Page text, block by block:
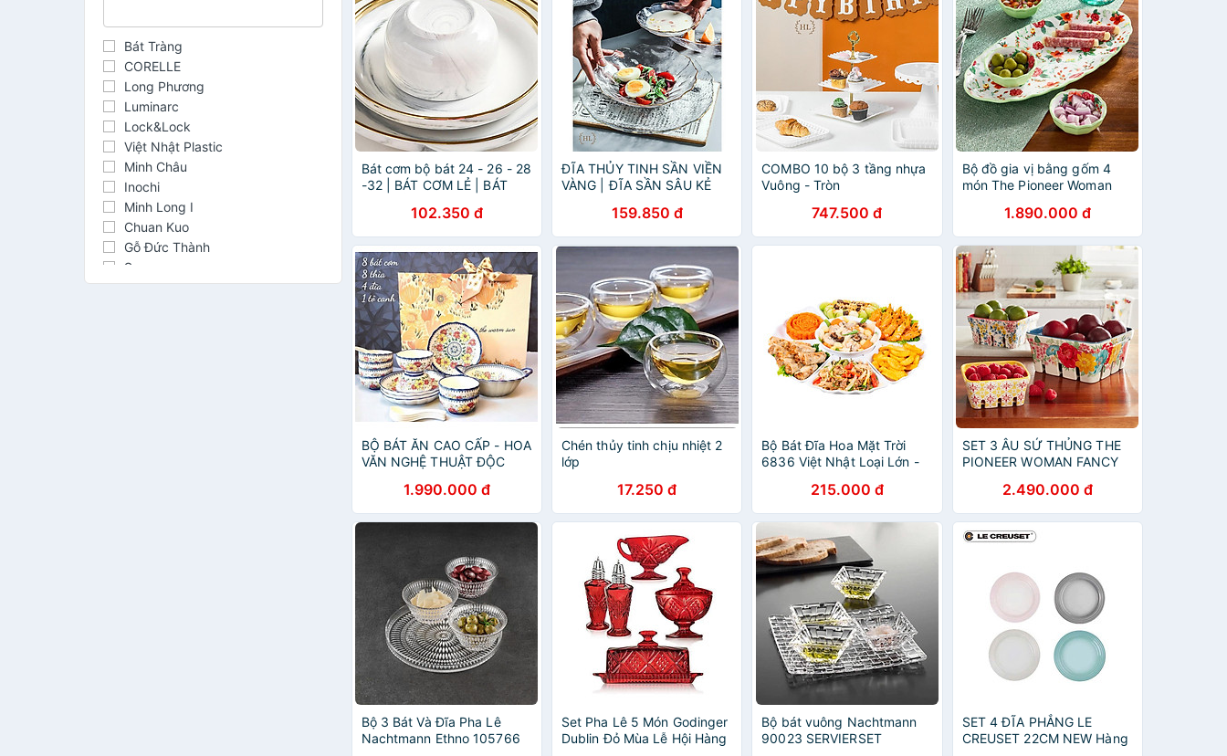
Bát Tràng
CORELLE
Long Phương
Luminarc
Lock&Lock
Việt Nhật Plastic
Minh Châu
Inochi
Minh Long I
Chuan Kuo
Gỗ Đức Thành
Superware
Cường Phát
Bát cơm bộ bát 24 - 26 - 28
-32 | BÁT CƠM LẺ | BÁT
QUỐC SIZE BÉ
102.350 đ
ĐĨA THỦY TINH SẦN VIỀN
VÀNG | ĐĨA SẦN SÂU KẺ
DECOR | BỘ ĐĨA THỦY
TINH CAO CẤP | HÀNG CÓ
SẴN
159.850 đ
COMBO 10 bộ 3 tầng nhựa
Vuông - Tròn
747.500 đ
Bộ đồ gia vị bằng gốm 4
món The Pioneer Woman
chính hãng1.890.000 đ
BỘ BÁT ĂN CAO CẤP - HOA
VĂN NGHỆ THUẬT ĐỘC
1.990.000 đ
Chén thủy tinh chịu nhiệt 2
lớp
17.250 đ
Bộ Bát Đĩa Hoa Mặt Trời
6836 Việt Nhật Loại Lớn -
215.000 đ
SET 3 ÂU SỨ THỦNG THE
PIONEER WOMAN FANCY
2.490.000 đ
Bộ 3 Bát Và Đĩa Pha Lê
Nachtmann Ethno 105766
Set Pha Lê 5 Món Godinger
Dublin Đỏ Mùa Lễ Hội Hàng
Bộ bát vuông Nachtmann
90023 SERVIERSET
SET 4 ĐĨA PHẲNG LE
CREUSET 22CM NEW Hàng